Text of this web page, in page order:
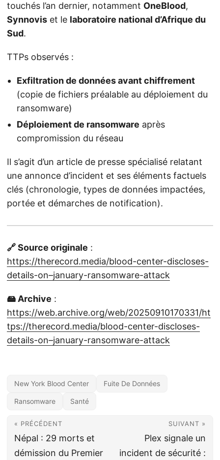
touchés l’an dernier, notamment OneBlood,
Synnovis et le laboratoire national d’Afrique du
Sud.
TTPs observés :
Exfiltration de données avant chiffrement
(copie de fichiers préalable au déploiement du
ransomware)
Déploiement de ransomware après
compromission du réseau
Il s’agit d’un article de presse spécialisé relatant
une annonce d’incident et ses éléments factuels
clés (chronologie, types de données impactées,
portée et démarches de notification).
🔗 Source originale :
https://therecord.media/blood-center-discloses-
details-on–january-ransomware-attack
🖴 Archive :
https://web.archive.org/web/20250910170331/ht
tps://therecord.media/blood-center-discloses-
details-on–january-ransomware-attack
New York Blood Center Fuite De Données
Ransomware Santé
« PRÉCÉDENT
Népal : 29 morts et
démission du Premier
SUIVANT »
Plex signale un
incident de sécurité :